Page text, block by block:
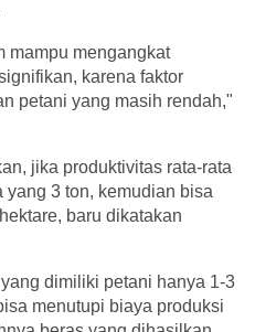
mampu mengangkat
karena faktor
petani yang masih rendah,"
jika produktivitas rata-rata
yang 3 ton, kemudian bisa
baru dikatakan
dimiliki petani hanya 1-3
menutupi biaya produksi